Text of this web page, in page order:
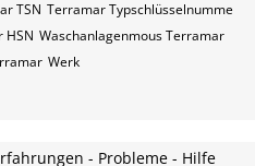
TSN Terramar​​​​ Typschlüsselnumme
HSN Waschanlagenmous Terramar
Werk
- Probleme - Hilfe